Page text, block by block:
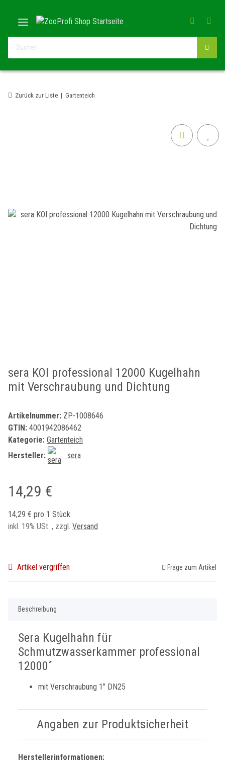
Zurück zur Liste Gartenteich
sera KOI professional 12000 Kugelhahn
mit Verschraubung und Dichtung
Artikelnummer: ZP-1008646
GTIN: 4001942086462
Kategorie: Gartenteich
Hersteller:
sera
14,29 €
14,29 € pro 1 Stück
inkl. 19% USt. , zzgl. Versand
Artikel vergriffen Frage zum Artikel
Beschreibung
Sera Kugelhahn für
Schmutzwasserkammer professional
12000´
mit Verschraubung 1" DN25
Angaben zur Produktsicherheit
Herstellerinformationen: